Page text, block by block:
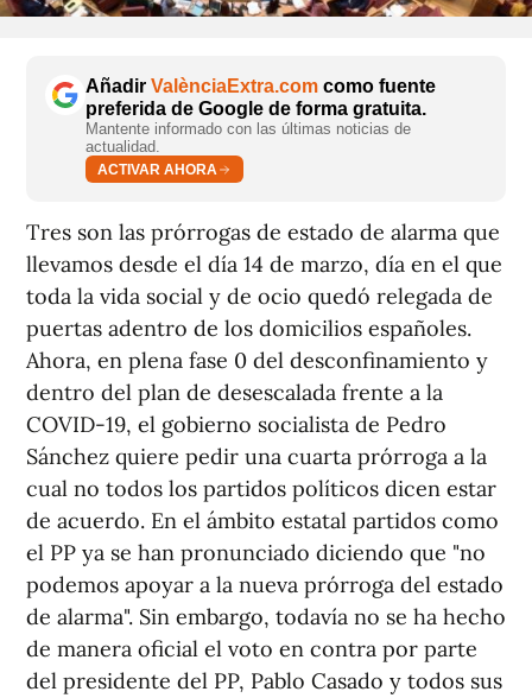
Añadir ValènciaExtra.com como fuente
preferida de Google de forma gratuita.
Mantente informado con las últimas noticias de
actualidad.
ACTIVAR AHORA
Tres son las prórrogas de estado de alarma que
llevamos desde el día 14 de marzo, día en el que
toda la vida social y de ocio quedó relegada de
puertas adentro de los domicilios españoles.
Ahora, en plena fase 0 del desconfinamiento y
dentro del plan de desescalada frente a la
COVID-19, el gobierno socialista de Pedro
Sánchez quiere pedir una cuarta prórroga a la
cual no todos los partidos políticos dicen estar
de acuerdo. En el ámbito estatal partidos como
el PP ya se han pronunciado diciendo que "no
podemos apoyar a la nueva prórroga del estado
de alarma". Sin embargo, todavía no se ha hecho
de manera oficial el voto en contra por parte
del presidente del PP, Pablo Casado y todos sus